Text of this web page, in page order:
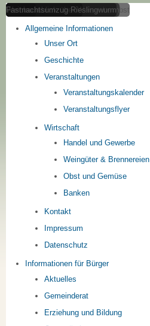
Weisenheimer Weinberge im Herbst
Obstfelder im Frühling
Panoramablick über Weisenheim
Weinbau
Fastnachtsumzug Rieslingwurm
Home
Allgemeine Informationen
Unser Ort
Geschichte
Veranstaltungen
Veranstaltungskalender
Veranstaltungsflyer
Wirtschaft
Handel und Gewerbe
Weingüter & Brennereien
Obst und Gemüse
Banken
Kontakt
Impressum
Datenschutz
Informationen für Bürger
Aktuelles
Gemeinderat
Erziehung und Bildung